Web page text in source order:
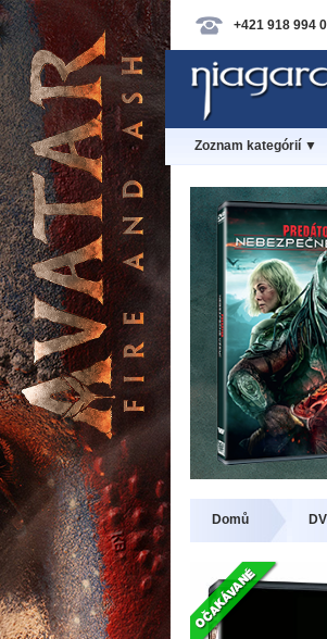
+421 918 994
Zoznam kategórií ▼
Domů